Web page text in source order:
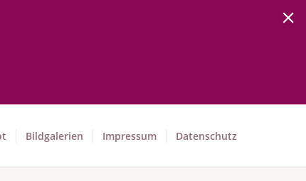
Bildgalerien Impressum Datenschutz